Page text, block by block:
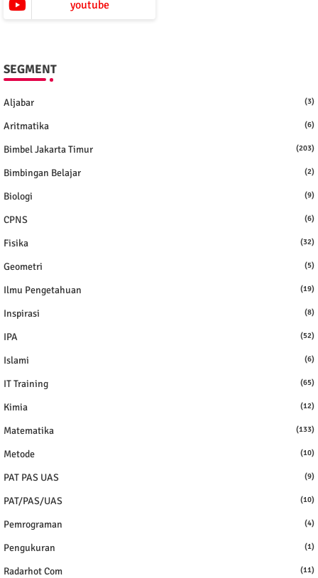
youtube
SEGMENT
Aljabar (3)
Aritmatika (6)
Bimbel Jakarta Timur (203)
Bimbingan Belajar (2)
Biologi (9)
CPNS (6)
Fisika (32)
Geometri (5)
Ilmu Pengetahuan (19)
Inspirasi (8)
IPA (52)
Islami (6)
IT Training (65)
Kimia (12)
Matematika (133)
Metode (10)
PAT PAS UAS (9)
PAT/PAS/UAS (10)
Pemrograman (4)
Pengukuran (1)
Radarhot Com (11)